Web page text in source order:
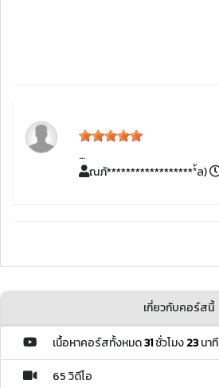
…
ณภั*******************้ล)
เกี่ยวกับคอร์สนี้
เนื้อหาคอร์สทั้งหมด31ชั่วโมง23นาที
65 วิดีโอ